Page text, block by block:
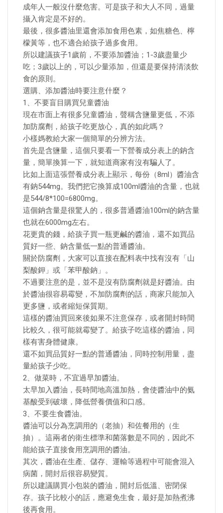
成年人一般沒什麼危害。可是孩子和大人不同，過量
攝入肯定是不好的。
最後，很多醬油里還會添加食用色素，如焦糖色、檸
檬黃等，也不適合給孩子過多食用。
所以建議孩子1歲前，不要添加醬油；1-3歲盡量少
吃；3歲以上的，可以少量添加，但還是要保持清淡飲
食的原則。
選購、添加醬油時要注意什麼？
1、不要盲目購買兒童醬油
現在市面上有很多兒童醬油，聲稱含鹽量更低，不添
加防腐劑，給孩子吃更放心，真的如此嗎？
小樣媽教給大家一個簡單的分辨方法。
首先是含鹽量，這個只要看一下營養成分表上的鈉含
量，簡單換算一下，就知道商家有沒有騙人了。
比如上面這張營養成分表上顯示，每份（8ml）醬油含
有鈉544mg。我們把它換算成100ml醬油的含量，也就
是544/8*100=6800mg。
這個鈉含量是很驚人的，很多普通醬油100ml的鈉含量
也就在6000mg左右。
花更貴的錢，給孩子買一瓶更鹹的醬油，還不如買品
質好一些、鈉含量低一點的普通醬油。
關於防腐劑，大家可以直接在配料表中找有沒有「山
梨酸鉀」或「苯甲酸鈉」。
不過要注意的是，並不是沒有防腐劑就是好醬油。由
於醬油很容易霉變，不加防腐劑的話，商家只能加入
更多鹽，或者縮短保質期。
這樣的醬油買回來後如果不注意保存，或者開封時間
比較久，很可能就霉變了。給孩子吃這樣的醬油，同
樣有害身體健康。
還不如買品質好一點的普通醬油，同時控制用量，盡
量給孩子少吃。
2、做菜時，不宜過早加醬油。
太早加入醬油，長時間地高溫加熱，會使醬油中的氨
基酸受到破壞，降低營養價值和口感。
3、不要生食醬油。
醬油可以分為烹調用的（老抽）和佐餐用的（生
抽）。這兩者的衛生標準和菌落數是不同的，因此不
能給孩子直接食用烹調用的醬油。
其次，醬油在生產、儲存、運輸等過程中可能會混入
病菌，開封后很容易變質。
所以建議購買小包裝的醬油，開封后低溫、密閉保
存。孩子比較小的話，應避免生食，最好是加熱煮沸
後再食用。